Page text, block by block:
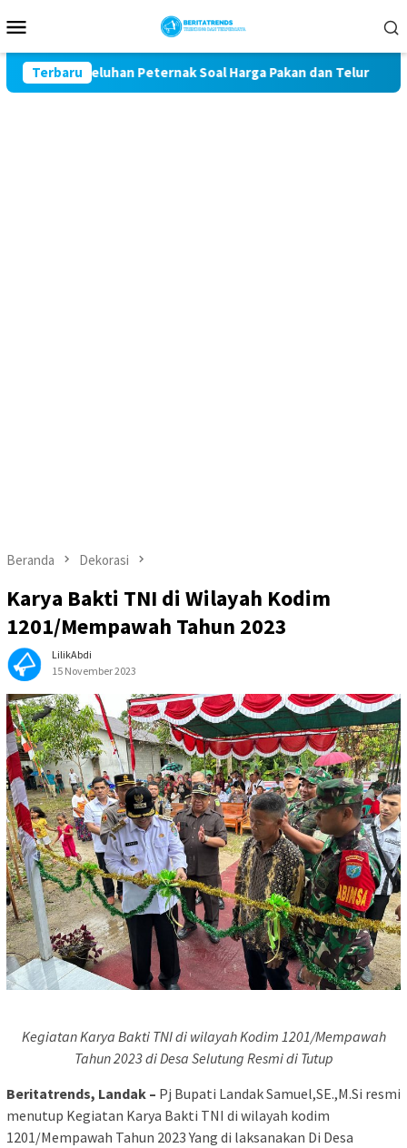
ke
Mobile
Terbaru
Keluhan Peternak Soal Harga Pakan dan Telur
Beranda Dekorasi
Karya Bakti TNI di Wilayah Kodim
1201/Mempawah Tahun 2023
LilikAbdi
15 November 2023
Kegiatan Karya Bakti TNI di wilayah Kodim 1201/Mempawah
Tahun 2023 di Desa Selutung Resmi di Tutup
Beritatrends, Landak – Pj Bupati Landak Samuel,SE.,M.Si resmi
menutup Kegiatan Karya Bakti TNI di wilayah kodim
1201/Mempawah Tahun 2023 Yang di laksanakan Di Desa